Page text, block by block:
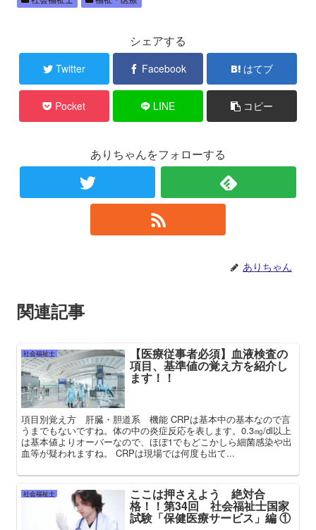
シェアする
Twitter Facebook はてブ
Pocket LINE コピー
ありちゃんをフォローする
ありちゃん
関連記事
社会福祉士 【医療従事者必須】血液検査の
項目、基準値の覚え方を紹介し
ます！！
項目別覚え方 肝臓・胆道系 機能 CRPは基本中の基本なので言
うまでもないですね。体の中の炎症反応を表します。0.3㎎/dl以上
は基本値よりオーバーなので、ほぼ1でもどこかしら細菌感染や出
血等が疑われますね。 CRPは現場では何度も出て...
社会福祉士 ここは押さえよう 絶対合
格！！第34回 社会福祉士国家
試験「保健医療サービス」編 ①